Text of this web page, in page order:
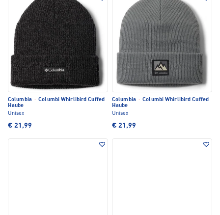
Columbia · Columbi Whirlibird Cuffed
Haube
Unisex
€ 21,99
Columbia · Columbi Whirlibird Cuffed
Haube
Unisex
€ 21,99